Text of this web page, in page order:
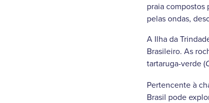
praia compostos
pelas ondas,
A Ilha da
Brasileiro. As
tartaruga-verde (
Pertencente à
Brasil pode